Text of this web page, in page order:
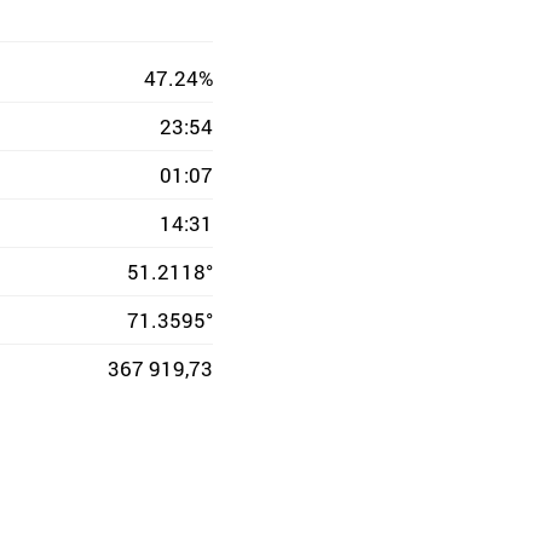
47.24%
23:54
01:07
14:31
51.2118°
71.3595°
367 919,73